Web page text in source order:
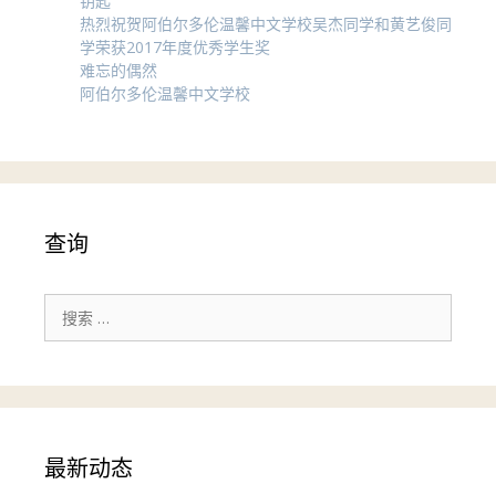
热烈祝贺阿伯尔多伦温馨中文学校吴杰同学和黄艺俊同
学荣获2017年度优秀学生奖
难忘的偶然
阿伯尔多伦温馨中文学校
查询
索：
最新动态